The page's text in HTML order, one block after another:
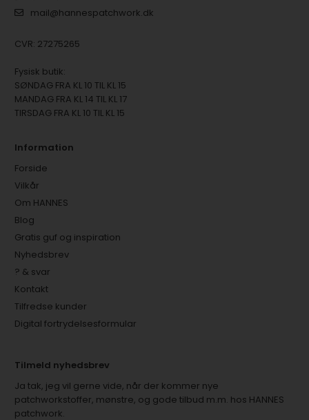
mail@hannespatchwork.dk
CVR: 27275265
Fysisk butik:
SØNDAG FRA KL 10 TIL KL 15
MANDAG FRA KL 14 TIL KL 17
TIRSDAG FRA KL 10 TIL KL 15
Information
Forside
Vilkår
Om HANNES
Blog
Gratis guf og inspiration
Nyhedsbrev
? & svar
Kontakt
Tilfredse kunder
Digital fortrydelsesformular
Tilmeld nyhedsbrev
Ja tak, jeg vil gerne vide, når der kommer nye
patchworkstoffer, mønstre, og gode tilbud m.m. hos HANNES
patchwork.